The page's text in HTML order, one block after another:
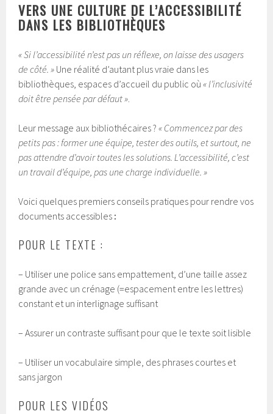
VERS UNE CULTURE DE L’ACCESSIBILITÉ
DANS LES BIBLIOTHÈQUES
« Si l’accessibilité n’est pas un réflexe, on laisse des usagers
de côté. » Une réalité d’autant plus vraie dans les
bibliothèques, espaces d’accueil du public où« l’inclusivité
doit être pensée par défaut ».
Leur message aux bibliothécaires ?« Commencez par des
petits pas : former une équipe, tester des outils, et surtout, ne
pas attendre d’avoir toutes les solutions. L’accessibilité, c’est
un travail d’équipe, pas une charge individuelle. »
Voici quelques premiers conseils pratiques pour rendre vos
documents accessibles :
POUR LE TEXTE :
– Utiliser une police sans empattement, d’une taille assez
grande avec un crénage (=espacement entre les lettres)
constant et un interlignage suffisant
– Assurer un contraste suffisant pour que le texte soit lisible
– Utiliser un vocabulaire simple, des phrases courtes et
sans jargon
POUR LES VIDÉOS